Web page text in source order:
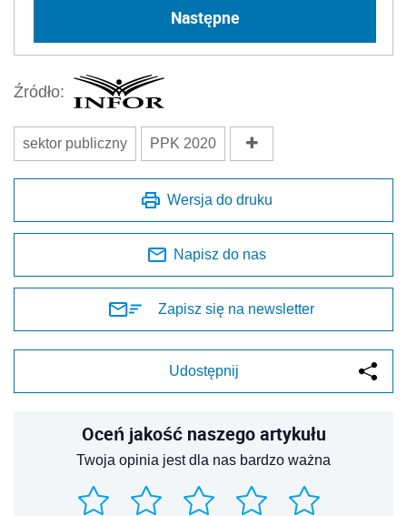
Następne
Źródło:
sektor publiczny PPK 2020
Wersja do druku
Napisz do nas
Zapisz się na newsletter
Udostępnij
Oceń jakość naszego artykułu
Twoja opinia jest dla nas bardzo ważna